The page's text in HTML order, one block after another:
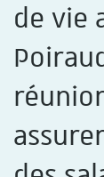
de vie